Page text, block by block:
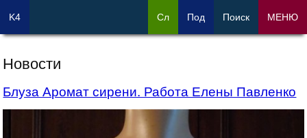
Новости
Блуза Аромат сирени. Работа Елены Павленко
K4 Сл Под Поиск МЕНЮ